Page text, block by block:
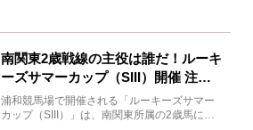
南関東2歳戦線の主役は誰だ！ルーキ
ーズサマーカップ（SIII）開催 注目
馬と見どころをチェック
浦和競馬場で開催される「ルーキーズサマー
カップ（SIII）」は、南関東所属の2歳馬によ